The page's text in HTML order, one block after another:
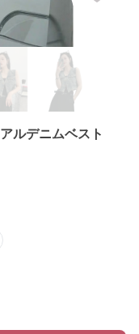
ルデニムベスト